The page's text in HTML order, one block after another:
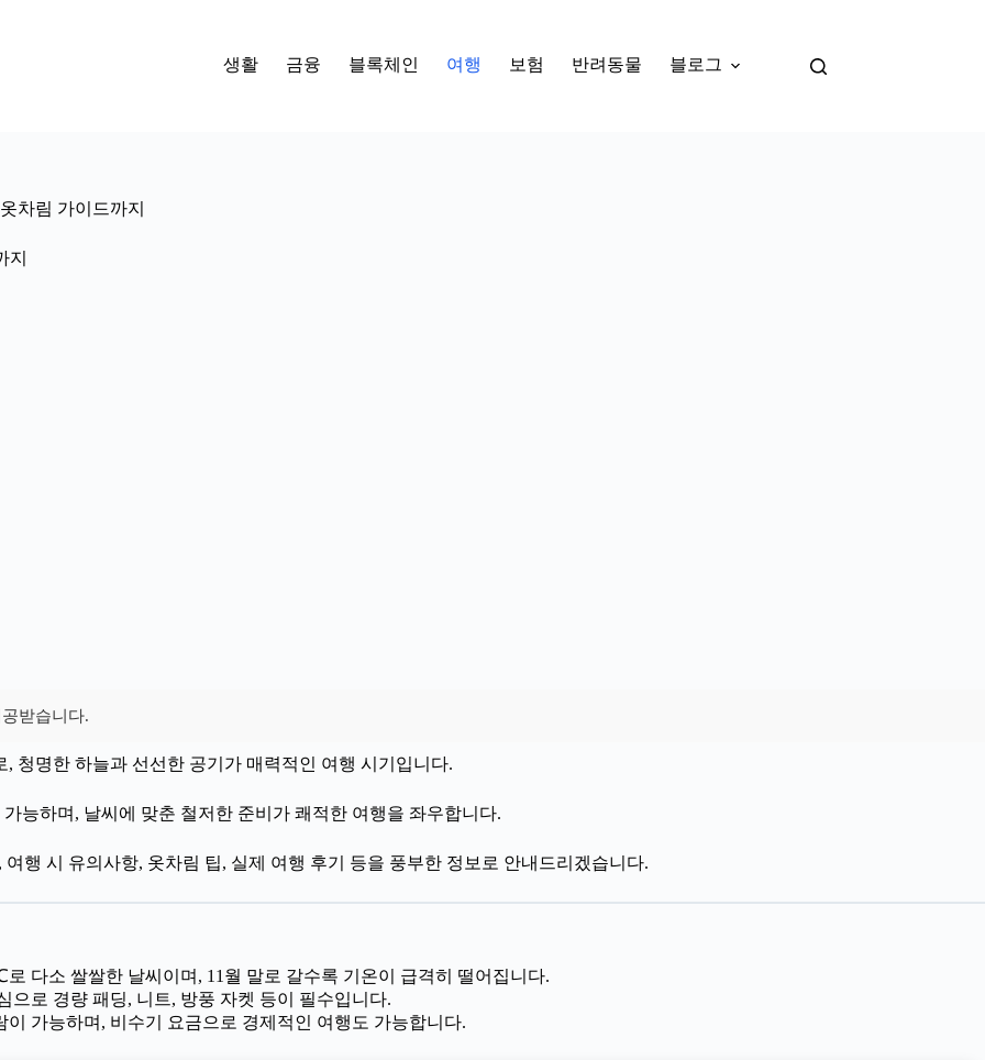
생활 금융 블록체인 여행 보험 반려동물 블로그
차림 가이드까지
지
받습니다.
청명한 하늘과 선선한 공기가 매력적인 여행 시기입니다.
능하며, 날씨에 맞춘 철저한 준비가 쾌적한 여행을 좌우합니다.
행 시 유의사항, 옷차림 팁, 실제 여행 후기 등을 풍부한 정보로 안내드리겠습니다.
다소 쌀쌀한 날씨이며, 11월 말로 갈수록 기온이 급격히 떨어집니다.
으로 경량 패딩, 니트, 방풍 자켓 등이 필수입니다.
가능하며, 비수기 요금으로 경제적인 여행도 가능합니다.